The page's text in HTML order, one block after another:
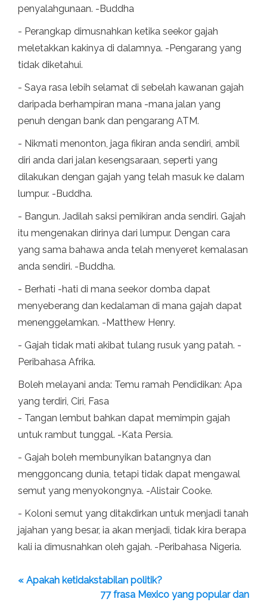
penyalahgunaan. -Buddha
- Perangkap dimusnahkan ketika seekor gajah
meletakkan kakinya di dalamnya. -Pengarang yang
tidak diketahui.
- Saya rasa lebih selamat di sebelah kawanan gajah
daripada berhampiran mana -mana jalan yang
penuh dengan bank dan pengarang ATM.
- Nikmati menonton, jaga fikiran anda sendiri, ambil
diri anda dari jalan kesengsaraan, seperti yang
dilakukan dengan gajah yang telah masuk ke dalam
lumpur. -Buddha.
- Bangun. Jadilah saksi pemikiran anda sendiri. Gajah
itu mengenakan dirinya dari lumpur. Dengan cara
yang sama bahawa anda telah menyeret kemalasan
anda sendiri. -Buddha.
- Berhati -hati di mana seekor domba dapat
menyeberang dan kedalaman di mana gajah dapat
menenggelamkan. -Matthew Henry.
- Gajah tidak mati akibat tulang rusuk yang patah. -
Peribahasa Afrika.
Boleh melayani anda: Temu ramah Pendidikan: Apa
yang terdiri, Ciri, Fasa
- Tangan lembut bahkan dapat memimpin gajah
untuk rambut tunggal. -Kata Persia.
- Gajah boleh membunyikan batangnya dan
menggoncang dunia, tetapi tidak dapat mengawal
semut yang menyokongnya. -Alistair Cooke.
- Koloni semut yang ditakdirkan untuk menjadi tanah
jajahan yang besar, ia akan menjadi, tidak kira berapa
kali ia dimusnahkan oleh gajah. -Peribahasa Nigeria.
« Apakah ketidakstabilan politik?
77 frasa Mexico yang popular dan